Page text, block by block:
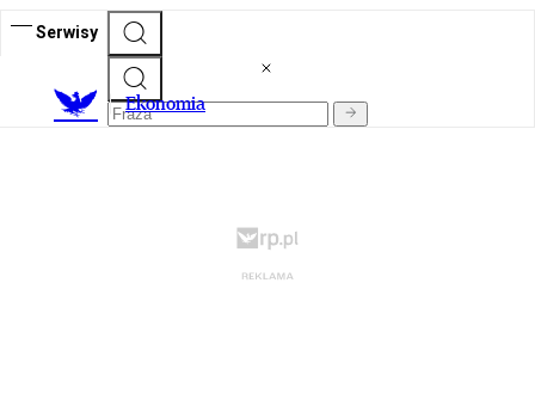
Serwisy
Ekonomia